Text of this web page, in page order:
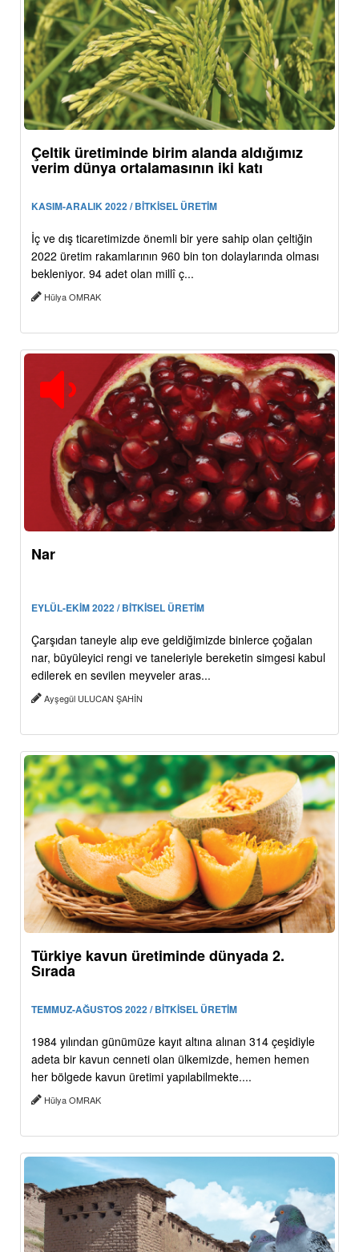
Çeltik üretiminde birim alanda aldığımız
verim dünya ortalamasının iki katı
KASIM-ARALIK 2022 / BİTKİSEL ÜRETİM
İç ve dış ticaretimizde önemli bir yere sahip olan çeltiğin
2022 üretim rakamlarının 960 bin ton dolaylarında olması
bekleniyor. 94 adet olan millî ç...
Hülya OMRAK
Nar
EYLÜL-EKİM 2022 / BİTKİSEL ÜRETİM
Çarşıdan taneyle alıp eve geldiğimizde binlerce çoğalan
nar, büyüleyici rengi ve taneleriyle bereketin simgesi kabul
edilerek en sevilen meyveler aras...
Ayşegül ULUCAN ŞAHİN
Türkiye kavun üretiminde dünyada 2.
Sırada
TEMMUZ-AĞUSTOS 2022 / BİTKİSEL ÜRETİM
1984 yılından günümüze kayıt altına alınan 314 çeşidiyle
adeta bir kavun cenneti olan ülkemizde, hemen hemen
her bölgede kavun üretimi yapılabilmekte....
Hülya OMRAK